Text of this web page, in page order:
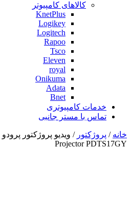
کالاهای کامپیوتر
KnetPlus
Logikey
Logitech
Rapoo
Tsco
Eleven
royal
Onikuma
Adata
Bnet
خدمات کامپیوتری
تماس با مستر جانبی
خانه / پروژکتور
Projector PDTS17GY